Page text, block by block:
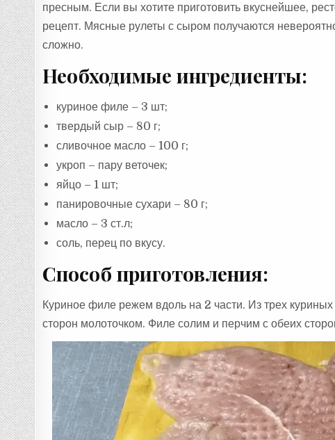
пресным. Если вы хотите приготовить вкуснейшее,
рецепт. Мясные рулеты с сыром получаются
сложно.
Необходимые ингредиенты:
куриное филе – 3 шт;
твердый сыр – 80 г;
сливочное масло – 100 г;
укроп – пару веточек;
яйцо – 1 шт;
панировочные сухари – 80 г;
масло – 3 ст.л;
соль, перец по вкусу.
Способ приготовления:
Куриное филе режем вдоль на 2 части. Из трех
сторон молоточком. Филе солим и перчим с обеих